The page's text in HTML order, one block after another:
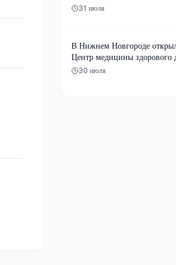
31 июля
В Нижнем Новгороде
Центр медицины здорового
30 июля